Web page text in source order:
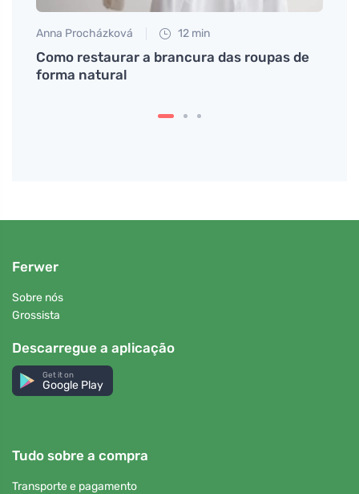
Anna Procházková 12 min
Como restaurar a brancura das roupas de
forma natural
Ferwer
Sobre nós
Grossista
Descarregue a aplicação
Get it on
Google Play
Tudo sobre a compra
Transporte e pagamento